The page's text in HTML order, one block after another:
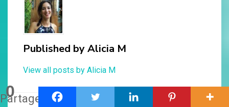
0
Partages
Published byAlicia M
View all posts by Alicia M